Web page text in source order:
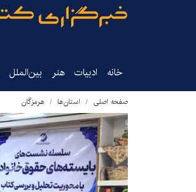
خانه ادبیات هنر بین‌الملل
صفحه اصلی استان‌ها هرمزگان